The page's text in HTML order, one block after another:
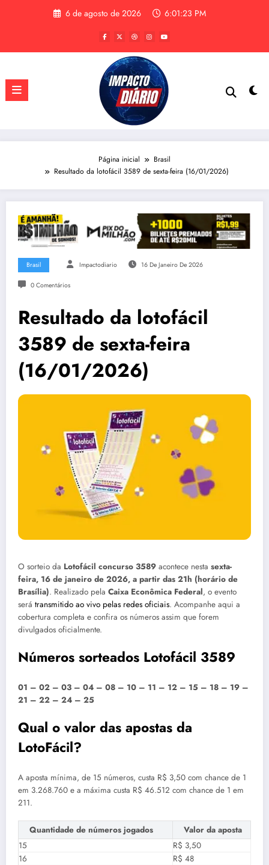
6 de agosto de 2026 6:01:24 PM
Página inicial
Brasil
Resultado da lotofácil 3589 de sexta-feira (16/01/2026)
Brasil Impactodiario 16 De Janeiro De 2026
0 Comentários
Resultado da lotofácil
3589 de sexta-feira
(16/01/2026)
O sorteio da Lotofácil concurso 3589 acontece nesta sexta-
feira, 16 de janeiro de 2026, a partir das 21h (horário de
Brasília). Realizado pela Caixa Econômica Federal, o evento
será transmitido ao vivo pelas redes oficiais. Acompanhe aqui a
cobertura completa e confira os números assim que forem
divulgados oficialmente.
Números sorteados Lotofácil 3589
01 – 02 – 03 – 04 – 08 – 10 – 11 – 12 – 15 – 18 – 19 –
21 – 22 – 24 – 25
Qual o valor das apostas da
LotoFácil?
A aposta mínima, de 15 números, custa R$ 3,50 com chance de 1
em 3.268.760 e a máxima custa R$ 46.512 com chance de 1 em
211.
Quantidade de números jogados
Valor da aposta
15
R$ 3,50
16
R$ 48